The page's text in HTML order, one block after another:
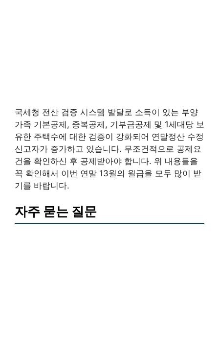
국세청 전산 검증 시스템 발달로 소득이 있는 부양
가족 기본공제, 중복공제, 기부금공제 및 1세대당 보
유한 주택수에 대한 검증이 강화되어 연말정산 수정
신고자가 증가하고 있습니다. 무조건적으로 공제요
건을 확인하신 후 공제받아야 합니다. 위 내용들을
꼭 확인해서 이번 연말 13월의 월급을 모두 많이 받
기를 바랍니다.
자주 묻는 질문